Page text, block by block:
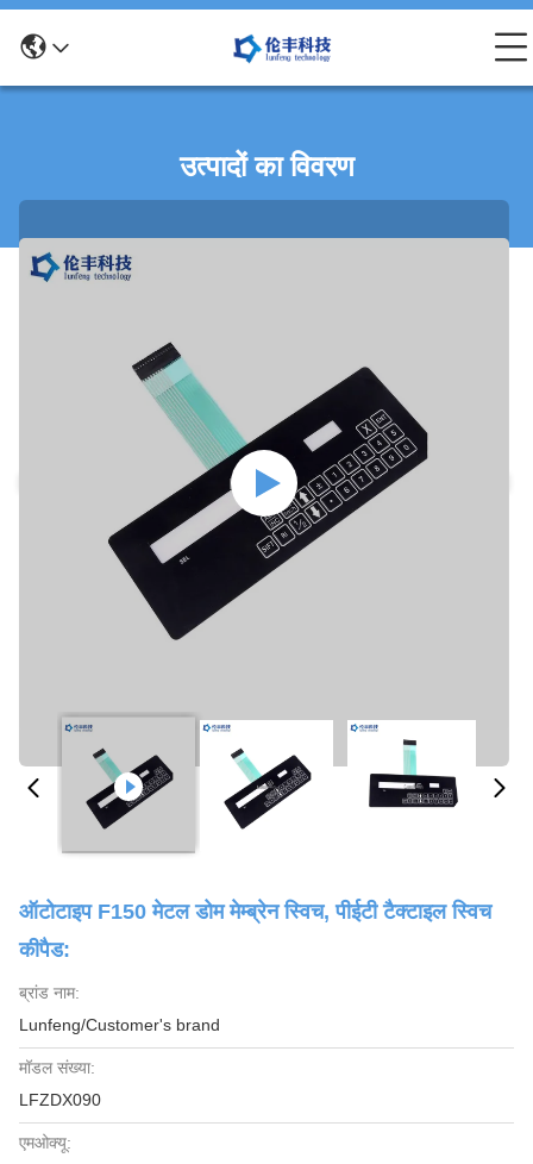
उत्पादों का विवरण
ऑटोटाइप F150 मेटल डोम मेम्ब्रेन स्विच, पीईटी टैक्टाइल स्विच
कीपैड:
ब्रांड नाम:
Lunfeng/Customer's brand
मॉडल संख्या:
LFZDX090
एमओक्यू: